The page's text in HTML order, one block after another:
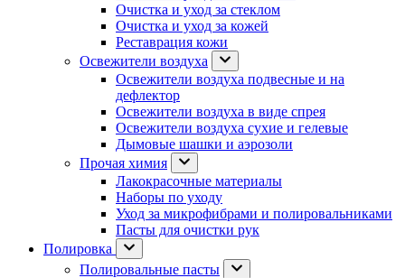
Очистка и уход за стеклом
Очистка и уход за кожей
Реставрация кожи
Освежители воздуха
Освежители воздуха подвесные и на
дефлектор
Освежители воздуха в виде спрея
Освежители воздуха сухие и гелевые
Дымовые шашки и аэрозоли
Прочая химия
Лакокрасочные материалы
Наборы по уходу
Уход за микрофибрами и полировальниками
Пасты для очистки рук
Полировка
Полировальные пасты